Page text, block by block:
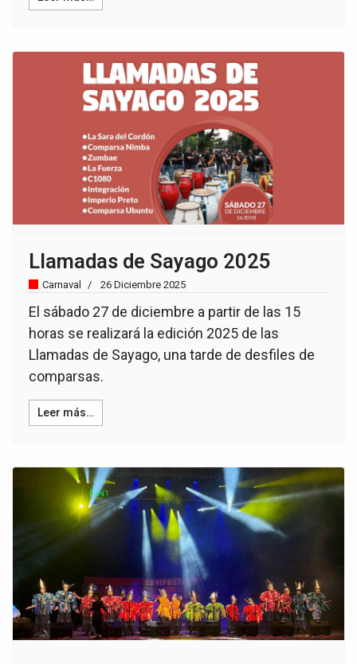
Llamadas de Sayago 2025
Carnaval 26 Diciembre 2025
El sábado 27 de diciembre a partir de las 15
horas se realizará la edición 2025 de las
Llamadas de Sayago, una tarde de desfiles de
comparsas.
Leer más…